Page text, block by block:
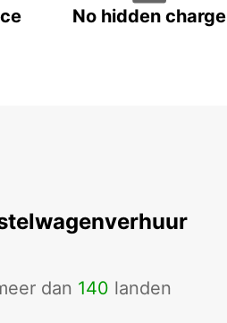
No hidden charge
dan 140 landen